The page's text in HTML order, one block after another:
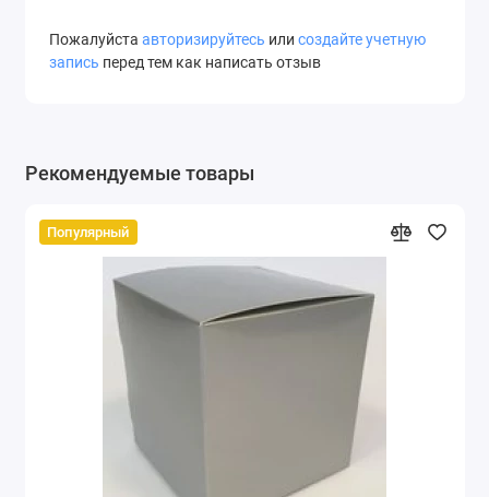
Пожалуйста авторизируйтесь или создайте учетную
запись перед тем как написать отзыв
Рекомендуемые товары
Популярный